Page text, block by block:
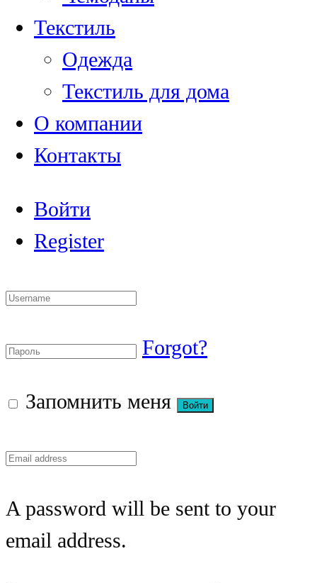
Текстиль
Одежда
Текстиль для дома
О компании
Контакты
Войти
Register
Forgot?
Запомнить меня
A password will be sent to your
email address.